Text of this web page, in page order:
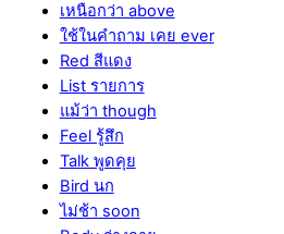
เหนือกว่า above
ใช้ในคำถาม เคย ever
Red สีแดง
List รายการ
แม้ว่า though
Feel รู้สึก
Talk พูดคุย
Bird นก
ไม่ช้า soon